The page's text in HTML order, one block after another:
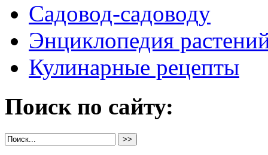
Садовод-садоводу
Энциклопедия
Кулинарные рецепты
Поиск по сайту: